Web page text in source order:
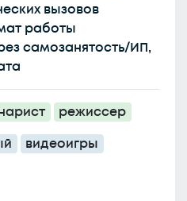
вызовов
работы
самозанятость/ИП,
режиссер
видеоигры